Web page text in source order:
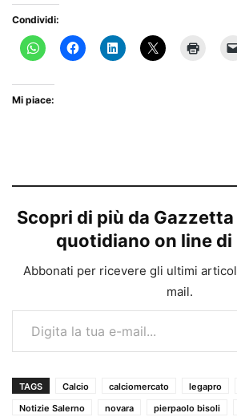
Condividi:
Mi piace:
Scopri di più da
quotidiano on line di
Abbonati per ricevere gli ultimi
mail.
Digita la tua e-mail...
TAGS Calcio calciomercato legapro
Notizie Salerno
novara pierpaolo bisoli